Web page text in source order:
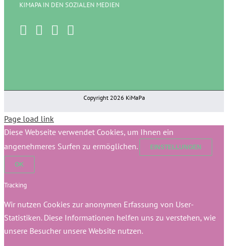
KIMAPA IN DEN SOZIALEN MEDIEN
Copyright 2026 KiMaPa
Page load link
Diese Webseite verwendet Cookies, um Ihnen ein
angenehmeres Surfen zu ermöglichen.
EINSTELLUNGEN
OK
Tracking
Wir nutzen Cookies zur anonymen Erfassung von User-
Statistiken. Diese Informationen helfen uns zu verstehen, wie
unsere Besucher unsere Website nutzen.